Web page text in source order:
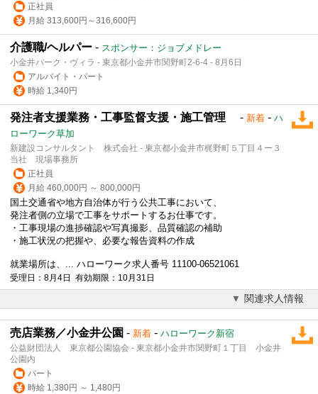
正社員
月給 313,600円～316,600円
介護職/ヘルパー - スポンサー：ジョブメドレー
小金井パーク・ヴィラ - 東京都小金井市関野町2-6-4 - 8月6日
アルバイト・パート
時給 1,340円
発注者支援業務・工事監督支援・施工管理 - 新着 - ハ
ローワーク草加
新建設コンサルタント 株式会社 - 東京都小金井市梶野町５丁目４ー３
当社 現場事務所
正社員
月給 460,000円 ～ 800,000円
国土交通省や地方自治体が行う公共工事において、
発注者側の立場で工事をサポートするお仕事です。
・工事現場の進捗確認や写真撮影、品質確認の補助
・施工状況の把握や、必要な報告資料の作成
就業場所は、... ハローワーク求人番号 11100-06521061
受理日：8月4日 有効期限：10月31日
関連求人情報
売店業務／小金井公園 - 新着 - ハローワーク新宿
公益財団法人 東京都公園協会 - 東京都小金井市関野町１丁目 小金井
公園内
パート
時給 1,380円 ～ 1,480円